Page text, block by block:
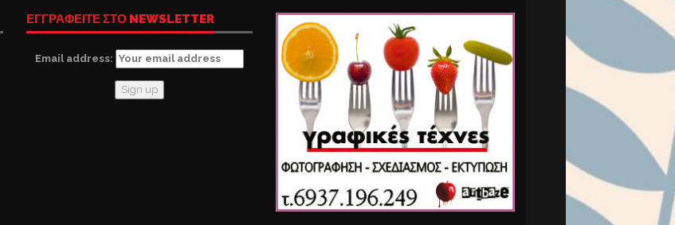
ΕΓΓΡΑΦΕΙΤΕ ΣΤΟ NEWSLETTER
Email address: